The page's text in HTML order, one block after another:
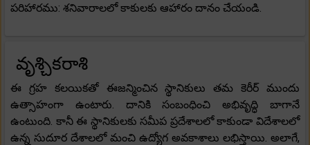
పరిహారము: శనివారాలలో కాకులకు ఆహారం దానం చేయండి.
వృశ్చికరాశి
ఈ గ్రహ కలయికతో ఈజన్మించిన స్థానికులు తమ కెరీర్ ముందు
ఉత్సాహంగా ఉంటారు. దానికి సంబంధించి అభివృద్ధి బాగానే
ఉంటుంది. కానీ ఈ స్థానికులకు సమీప ప్రదేశాలలో కాకుండా విదేశాలలో
ఉన్న సుదూర దేశాలలో మంచి ఉద్యోగ అవకాశాలు లభిస్తాయి. అలాగే,